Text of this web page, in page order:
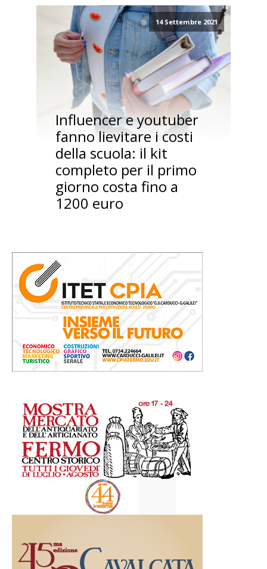
14 Settembre 2021
Influencer e youtuber
fanno lievitare i costi
della scuola: il kit
completo per il primo
giorno costa fino a
1200 euro